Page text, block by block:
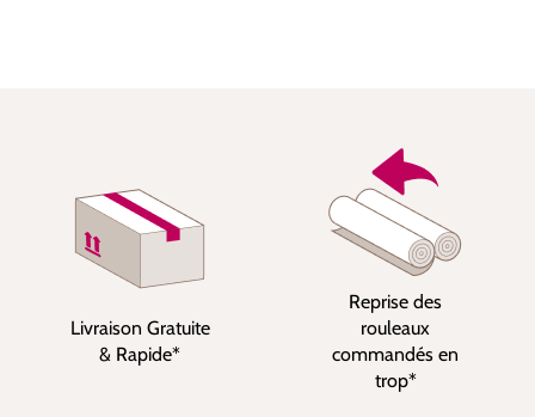
Livraison Gratuite
& Rapide*
Reprise des
rouleaux
commandés en
trop*